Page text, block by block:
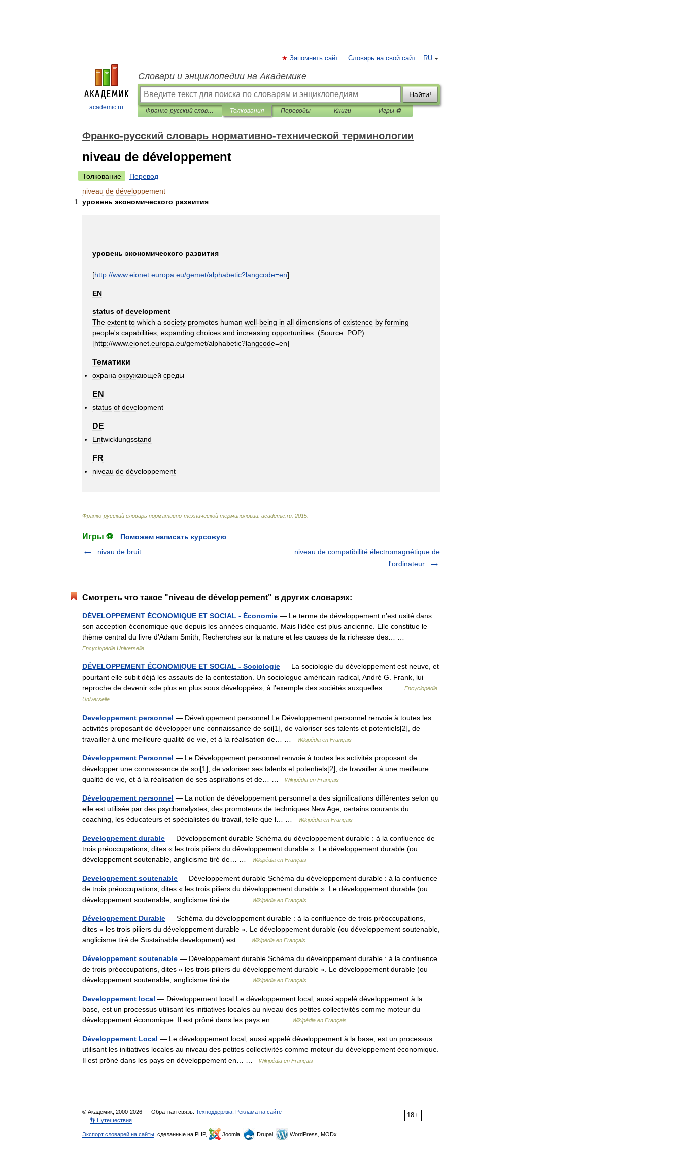
academic.ru
RU
Запомнить сайт Словарь на свой сайт
Словари и энциклопедии на Академике
Найти!
Франко-русский словарь нормативно-технической терминологии Толкования Переводы Книги Игры ⚽
Франко-русский словарь нормативно-технической терминологии
niveau de développement
Толкование
Перевод
niveau de développement
уровень экономического развития
уровень экономического развития
—
[http://www.eionet europa eu/gemet/alphabetic?langcode=en]
EN
status of development
The extent to which a society promotes human well-being in all dimensions of existence by forming
people's capabilities expanding choices and increasing opportunities . (Source: POP)
[http://www.eionet europa eu/gemet/alphabetic?langcode=en]
Тематики
охрана окружающей среды
EN
status of development
DE
Entwicklungsstand
FR
niveau de développement
Франко-русский словарь нормативно-технической терминологии academic ru 2015
Игры ⚽
Поможем написать курсовую
nivau de bruit
niveau de compatibilité électromagnétique de
l'ordinateur
Смотреть что такое "niveau de développement" в других словарях:
DÉVELOPPEMENT ÉCONOMIQUE ET SOCIAL - Économie — Le terme de développement n’est usité dans
son acception économique que depuis les années cinquante. Mais l’idée est plus ancienne. Elle constitue le
thème central du livre d’Adam Smith, Recherches sur la nature et les causes de la richesse des… …
Encyclopédie Universelle
DÉVELOPPEMENT ÉCONOMIQUE ET SOCIAL - Sociologie — La sociologie du développement est neuve, et
pourtant elle subit déjà les assauts de la contestation. Un sociologue américain radical, André G. Frank, lui
reproche de devenir «de plus en plus sous développée», à l’exemple des sociétés auxquelles… …
Encyclopédie
Universelle
Developpement personnel — Développement personnel Le Développement personnel renvoie à toutes les
activités proposant de développer une connaissance de soi[1], de valoriser ses talents et potentiels[2], de
travailler à une meilleure qualité de vie, et à la réalisation de… …
Wikipédia en Français
Développement Personnel — Le Développement personnel renvoie à toutes les activités proposant de
développer une connaissance de soi[1], de valoriser ses talents et potentiels[2], de travailler à une meilleure
qualité de vie, et à la réalisation de ses aspirations et de… …
Wikipédia en Français
Développement personnel — La notion de développement personnel a des significations différentes selon qu
elle est utilisée par des psychanalystes, des promoteurs de techniques New Age, certains courants du
coaching, les éducateurs et spécialistes du travail, telle que l… …
Wikipédia en Français
Developpement durable — Développement durable Schéma du développement durable : à la confluence de
trois préoccupations, dites « les trois piliers du développement durable ». Le développement durable (ou
développement soutenable, anglicisme tiré de… …
Wikipédia en Français
Developpement soutenable — Développement durable Schéma du développement durable : à la confluence
de trois préoccupations, dites « les trois piliers du développement durable ». Le développement durable (ou
développement soutenable, anglicisme tiré de… …
Wikipédia en Français
Développement Durable — Schéma du développement durable : à la confluence de trois préoccupations,
dites « les trois piliers du développement durable ». Le développement durable (ou développement soutenable,
anglicisme tiré de Sustainable development) est …
Wikipédia en Français
Développement soutenable — Développement durable Schéma du développement durable : à la confluence
de trois préoccupations, dites « les trois piliers du développement durable ». Le développement durable (ou
développement soutenable, anglicisme tiré de… …
Wikipédia en Français
Developpement local — Développement local Le développement local, aussi appelé développement à la
base, est un processus utilisant les initiatives locales au niveau des petites collectivités comme moteur du
développement économique. Il est prôné dans les pays en… …
Wikipédia en Français
Développement Local — Le développement local, aussi appelé développement à la base, est un processus
utilisant les initiatives locales au niveau des petites collectivités comme moteur du développement économique.
Il est prôné dans les pays en développement en… …
Wikipédia en Français
18+
© Академик, 2000-2026 Обратная связь: Техподдержка Реклама на сайте
👣 Путешествия
Экспорт словарей на сайты , сделанные на PHP, Joomla, Drupal, WordPress, MODx.